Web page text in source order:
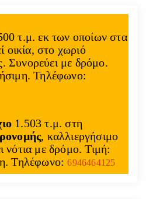
τ.μ. εκ των οποίων στα
οικία, στο χωριό
Συνορεύει με δρόμο.
Τηλέφωνο:
1.503 τ.μ. στη
, καλλιεργήσιμο
νότια με δρόμο. Τιμή:
Τηλέφωνο:6946464125